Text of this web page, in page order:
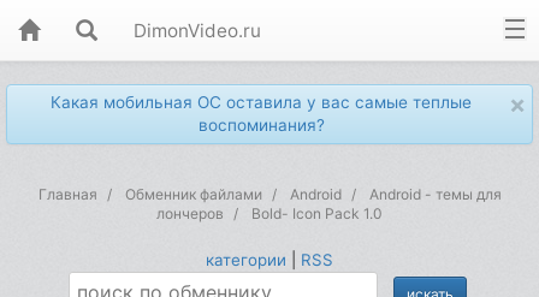
DimonVideo.ru
×
Какая мобильная ОС оставила у вас самые теплые
воспоминания?
Главная Обменник файлами Android
Android - темы для
лончеров
Bold- Icon Pack 1.0
категории RSS